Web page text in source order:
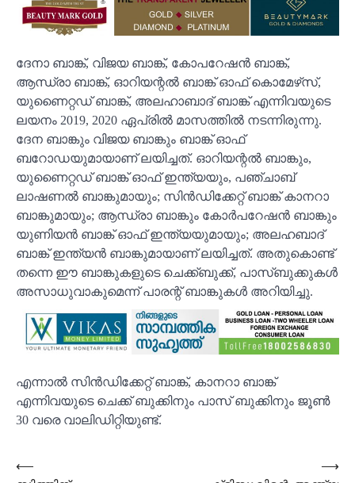
ദേനാ ബാങ്ക്, വിജയ ബാങ്ക്, കോപറേഷൻ ബാങ്ക്,
ആന്ധ്രാ ബാങ്ക്, ഓറിയന്റൽ ബാങ്ക് ഓഫ് കൊമേഴ്‌സ്,
യുണൈറ്റഡ് ബാങ്ക്, അലഹാബാദ് ബാങ്ക് എന്നിവയുടെ
ലയനം 2019, 2020 ഏപ്രിൽ മാസത്തിൽ നടന്നിരുന്നു.
ദേന ബാങ്കും വിജയ ബാങ്കും ബാങ്ക് ഓഫ്
ബറോഡയുമായാണ് ലയിച്ചത്. ഓറിയന്റൽ ബാങ്കും,
യുണൈറ്റഡ് ബാങ്ക് ഓഫ് ഇന്ത്യയും, പഞ്ചാബ്
ലാഷണൽ ബാങ്കുമായും; സിൻഡിക്കേറ്റ് ബാങ്ക് കാനറാ
ബാങ്കുമായും; ആന്ധ്രാ ബാങ്കും കോർപറേഷൻ ബാങ്കും
യുണിയൻ ബാങ്ക് ഓഫ് ഇന്ത്യയുമായും; അലഹബാദ്
ബാങ്ക് ഇന്ത്യൻ ബാങ്കുമായാണ് ലയിച്ചത്. അതുകൊണ്ട്
തന്നെ ഈ ബാങ്കുകളുടെ ചെക്ക്ബുക്ക്, പാസ്ബുക്കുകൾ
അസാധുവാകുമെന്ന് പാരന്റ് ബാങ്കുകൾ അറിയിച്ചു.
എന്നാൽ സിൻഡിക്കേറ്റ് ബാങ്ക്, കാനറാ ബാങ്ക്
എന്നിവയുടെ ചെക്ക് ബുക്കിനും പാസ് ബുക്കിനും ജൂൺ
30 വരെ വാലിഡിറ്റിയുണ്ട്.
Post
⟵
⟶